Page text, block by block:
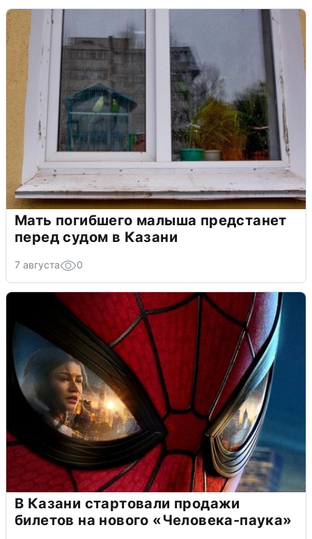
Мать погибшего малыша предстанет
перед судом в Казани
7 августа 0
В Казани стартовали продажи
билетов на нового «Человека-паука»